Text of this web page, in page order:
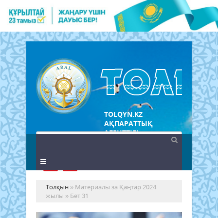
TOLQYN.KZ
АҚПАРАТТЫҚ
АГЕНТТІГІ
Толқын » Материалы за Қаңтар 2024
жылы » Бет 31